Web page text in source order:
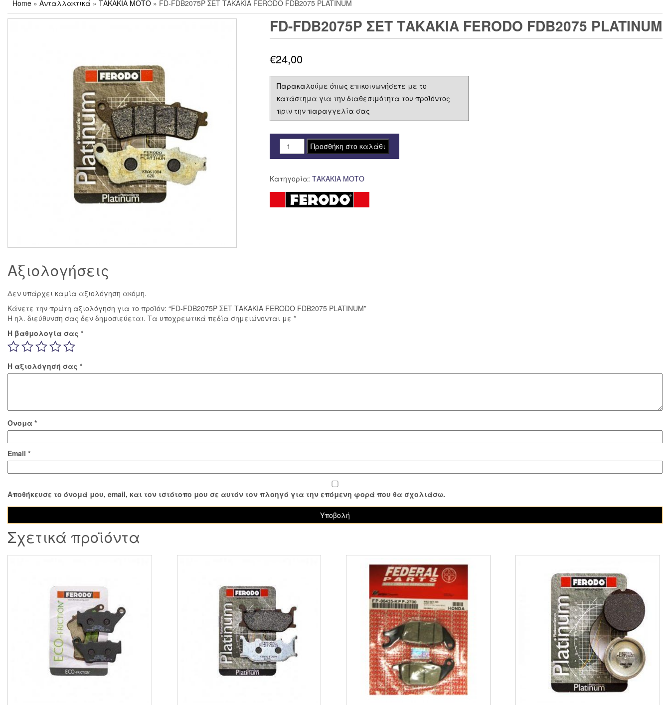
Home » Ανταλλακτικά » ΤΑΚΑΚΙΑ ΜΟΤΟ » FD-FDB2075P ΣΕΤ ΤΑΚΑΚΙΑ FERODO FDB2075 PLATINUM
FD-FDB2075P ΣΕΤ ΤΑΚΑΚΙΑ FERODO FDB2075 PLATINUM
€24,00
Παρακαλούμε όπως επικοινωνήσετε με το
κατάστημα για την διαθεσιμότητα του προϊόντος
πριν την παραγγελία σας
FD-
FDB2075P
ΤΑΚΑΚΙΑ
FERODO
FDB2075
Προσθήκη στο καλάθι
Κατηγορία: ΤΑΚΑΚΙΑ ΜΟΤΟ
Αξιολογήσεις
Δεν υπάρχει καμία αξιολόγηση ακόμη.
Κάνετε την πρώτη αξιολόγηση για το προϊόν: “FD-FDB2075P ΣΕΤ ΤΑΚΑΚΙΑ FERODO FDB2075 PLATINUM”
Η ηλ. διεύθυνση σας δεν δημοσιεύεται. Τα υποχρεωτικά πεδία σημειώνονται με *
Η βαθμολογία σας *
Η αξιολόγησή σας *
Όνομα *
Email *
Αποθήκευσε το όνομά μου, email, και τον ιστότοπο μου σε αυτόν τον πλοηγό για την επόμενη φορά που θα σχολιάσω.
Σχετικά προϊόντα